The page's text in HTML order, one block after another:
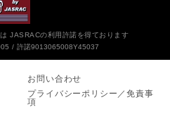
JASRACの利用許諾を得ております
許諾9013065008Y45037
お問い合わせ
プライバシーポリシー／免責事
項